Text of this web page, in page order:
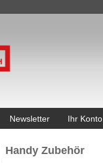
Newsletter Ihr Konto
Handy Zubehör